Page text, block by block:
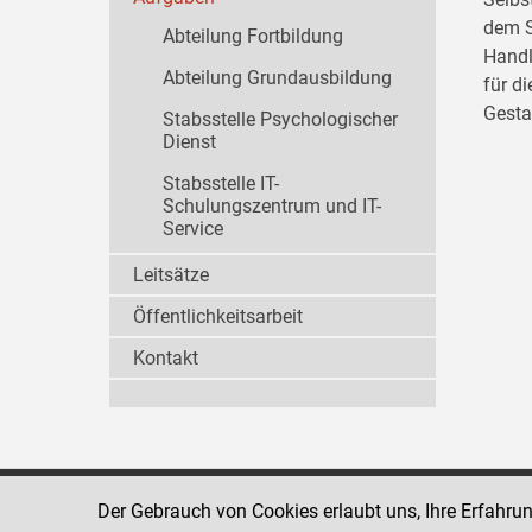
dem
für
Abteilung Fortbildung
Abteilung Grundausbildung
Stabsstelle Psychologischer
Dienst
Stabsstelle IT-
Schulungszentrum und IT-
Service
Leitsätze
Öffentlichkeitsarbeit
Kontakt
Strafvollzugsakademie
1080 Wien
Der Gebrauch von Cookies erlaubt uns, Ihre